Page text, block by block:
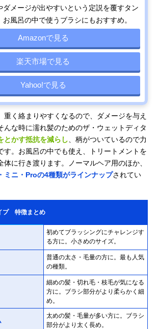
ダメージが出やすいという定説を覆すタン
風呂の中で使うブラシにもおすすめ。
Amazonで見る
楽天市場で見る
Yahoo!で見る
重く絡まりやすくなるので、ダメージを与え
んな時に濡れ髪のためのザ・ウェットディタ
とかす抵抗を減らし 、柄がついているので力
す。お風呂の中でも使え、トリートメントを
体に行き渡ります。ノーマルヘア用のほか、
ミニ・Proの4種類がラインナップされてい
プ 特徴まとめ
初めてブラッシングにチャレンジす
る方に。小さめのサイズ。
普通の太さ・毛量の方に。最も人気
の種類。
細めの髪・切れ毛・枝毛が気になる
方に。ブラシ部分がより柔らかく細
め。
太めの髪・毛量が多い方に。ブラシ
部分がより太く長め。